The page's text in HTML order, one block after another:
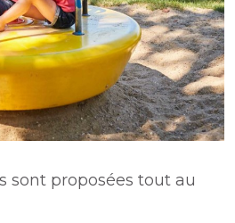
sont proposées tout au